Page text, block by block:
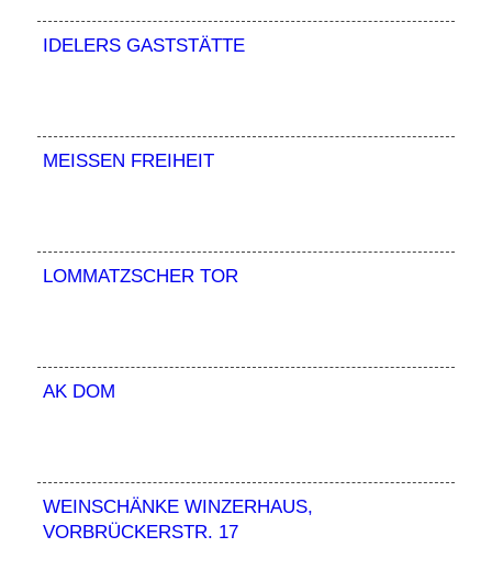
IDELERS GASTSTÄTTE
MEISSEN FREIHEIT
LOMMATZSCHER TOR
AK DOM
WEINSCHÄNKE WINZERHAUS,
VORBRÜCKERSTR. 17